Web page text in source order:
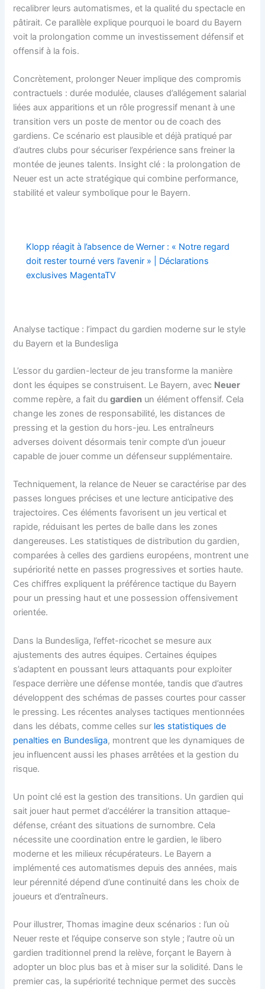
recalibrer leurs automatismes, et la qualité du spectacle en
pâtirait. Ce parallèle explique pourquoi le board du Bayern
voit la prolongation comme un investissement défensif et
offensif à la fois.
Concrètement, prolonger Neuer implique des compromis
contractuels : durée modulée, clauses d’allégement salarial
liées aux apparitions et un rôle progressif menant à une
transition vers un poste de mentor ou de coach des
gardiens. Ce scénario est plausible et déjà pratiqué par
d’autres clubs pour sécuriser l’expérience sans freiner la
montée de jeunes talents. Insight clé : la prolongation de
Neuer est un acte stratégique qui combine performance,
stabilité et valeur symbolique pour le Bayern.
Klopp réagit à l’absence de Werner : « Notre regard
doit rester tourné vers l’avenir » | Déclarations
exclusives MagentaTV
Analyse tactique : l’impact du gardien moderne sur le style
du Bayern et la Bundesliga
L’essor du gardien-lecteur de jeu transforme la manière
dont les équipes se construisent. Le Bayern, avec Neuer
comme repère, a fait dugardien un élément offensif. Cela
change les zones de responsabilité, les distances de
pressing et la gestion du hors-jeu. Les entraîneurs
adverses doivent désormais tenir compte d’un joueur
capable de jouer comme un défenseur supplémentaire.
Techniquement, la relance de Neuer se caractérise par des
passes longues précises et une lecture anticipative des
trajectoires. Ces éléments favorisent un jeu vertical et
rapide, réduisant les pertes de balle dans les zones
dangereuses. Les statistiques de distribution du gardien,
comparées à celles des gardiens européens, montrent une
supériorité nette en passes progressives et sorties haute.
Ces chiffres expliquent la préférence tactique du Bayern
pour un pressing haut et une possession offensivement
orientée.
Dans la Bundesliga, l’effet-ricochet se mesure aux
ajustements des autres équipes. Certaines équipes
s’adaptent en poussant leurs attaquants pour exploiter
l’espace derrière une défense montée, tandis que d’autres
développent des schémas de passes courtes pour casser
le pressing. Les récentes analyses tactiques mentionnées
dans les débats, comme celles sur les statistiques de
penalties en Bundesliga, montrent que les dynamiques de
jeu influencent aussi les phases arrêtées et la gestion du
risque.
Un point clé est la gestion des transitions. Un gardien qui
sait jouer haut permet d’accélérer la transition attaque-
défense, créant des situations de surnombre. Cela
nécessite une coordination entre le gardien, le libero
moderne et les milieux récupérateurs. Le Bayern a
implémenté ces automatismes depuis des années, mais
leur pérennité dépend d’une continuité dans les choix de
joueurs et d’entraîneurs.
Pour illustrer, Thomas imagine deux scénarios : l’un où
Neuer reste et l’équipe conserve son style ; l’autre où un
gardien traditionnel prend la relève, forçant le Bayern à
adopter un bloc plus bas et à miser sur la solidité. Dans le
premier cas, la supériorité technique permet des succès